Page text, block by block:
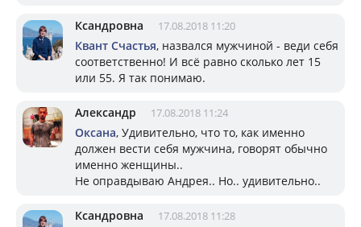
Ксандровна 17.08.2018 11:20
Квант Счастья, назвался мужчиной - веди себя
соответственно! И всё равно сколько лет 15
или 55. Я так понимаю.
Александр 17.08.2018 11:24
Оксана, Удивительно, что то, как именно
должен вести себя мужчина, говорят обычно
именно женщины..
Не оправдываю Андрея.. Но.. удивительно..
Ксандровна 17.08.2018 11:28